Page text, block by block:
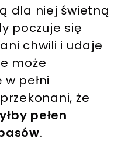
dla niej świetną
poczuje się
chwili i udaje
może
pełni
że
pełen
.